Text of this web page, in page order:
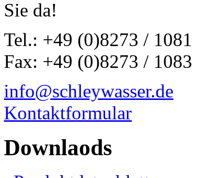
Tel.: +49 (0)8273 / 1081
Fax: +49 (0)8273 / 1083
info@schleywasser.de
Kontaktformular
Downlaods